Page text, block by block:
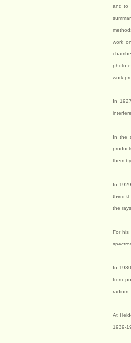
and to
work
photo
work
In
In the
them
In
them
the
For his
In
from
radium,
At
1939-